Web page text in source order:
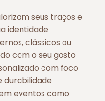
seus traços e
identidade
clássicos ou
com o seu gosto
com foco
durabilidade
eventos como